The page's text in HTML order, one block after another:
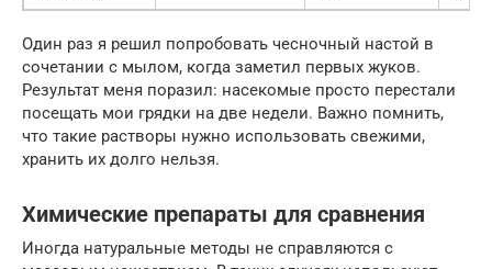
Один раз я решил попробовать чесночный настой в
сочетании с мылом, когда заметил первых жуков.
Результат меня поразил: насекомые просто перестали
посещать мои грядки на две недели. Важно помнить,
что такие растворы нужно использовать свежими,
хранить их долго нельзя.
Химические препараты для сравнения
Иногда натуральные методы не справляются с